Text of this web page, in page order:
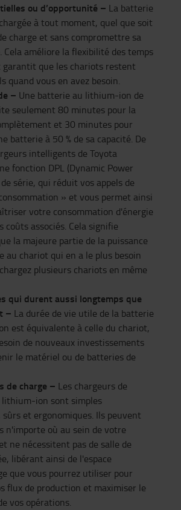
ou d’opportunité – La batterie
à tout moment, quel que soit
charge et sans compromettre sa
Cela améliore la flexibilité des temps
garantit que les chariots restent
quand vous en avez besoin.
– Une batterie au lithium-ion de
seulement 80 minutes pour la
et 30 minutes pour
batterie à 50 % de sa capacité. De
intelligents de Toyota
fonction DPL (Dynamic Power
série, qui réduit vos appels de
» et vous permet ainsi
votre consommation d'énergie
coûts associés. Cela signifie
la majeure partie de la puissance
au chariot qui en a le plus besoin
plusieurs chariots en même
qui durent aussi longtemps que
– La durée de vie utile de la batterie
est équivalente à celle du chariot,
de nouveaux investissements
le matériel ou de batteries de
de charge – Les chargeurs de
ion sont simples
et ergonomiques. Ils peuvent
n'importe où au sein de votre
ne nécessitent pas de salle de
libérant ainsi de l'espace
que vous pourrez utiliser pour
flux de production et maximiser le
vos opérations.